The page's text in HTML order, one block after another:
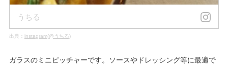
うちる
出典： instagram(@うちる)
ガラスのミニピッチャーです。ソースやドレッシング等に最適で